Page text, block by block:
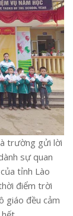
trường gửi lời
sự quan
tỉnh Lào
điểm trời
giáo đều cảm